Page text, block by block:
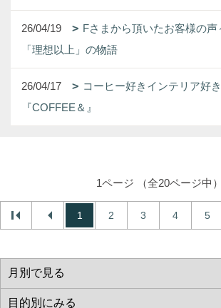
26/04/19
Fさまから頂いたお客様の声
「理想以上」の物語
26/04/17
コーヒー好きインテリア好
『COFFEE＆』
1ページ （全20ページ中）
1 2 3 4 5